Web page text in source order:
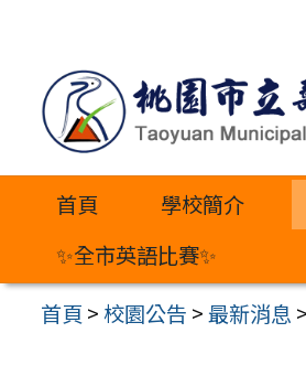
內
首頁 學校簡介
✨全市英語比賽✨
首頁 >校園公告 >最新消息 >